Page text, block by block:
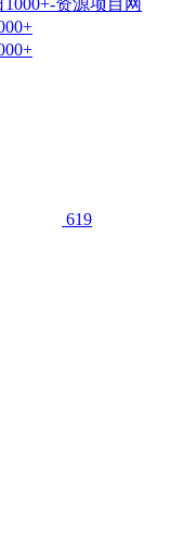
619